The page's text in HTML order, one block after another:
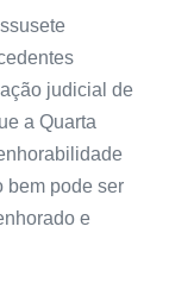
judicial de
a Quarta
bem pode ser
e